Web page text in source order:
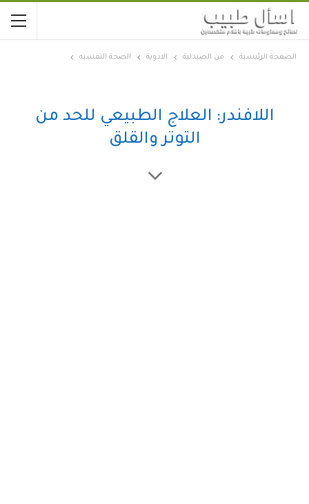
الصفحة الرئيسية من الصيدلية الادوية الصحة النفسيه
اللافندر: العلاج الطبيعي للحد من
التوتر والقلق